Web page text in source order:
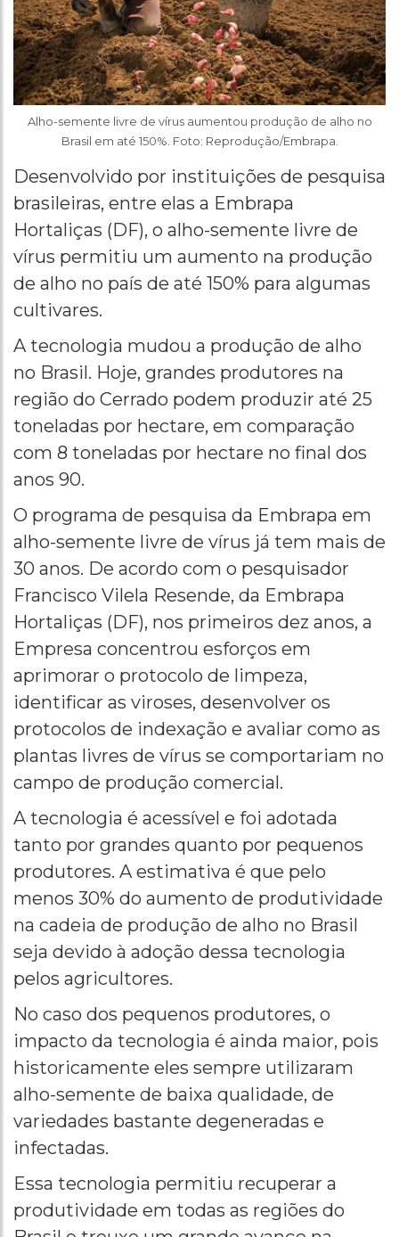
Alho-semente livre de vírus aumentou produção de alho no
Brasil em até 150%. Foto: Reprodução/Embrapa.
Desenvolvido por instituições de pesquisa
brasileiras, entre elas a Embrapa
Hortaliças (DF), o alho-semente livre de
vírus permitiu um aumento na produção
de alho no país de até 150% para algumas
cultivares.
A tecnologia mudou a produção de alho
no Brasil. Hoje, grandes produtores na
região do Cerrado podem produzir até 25
toneladas por hectare, em comparação
com 8 toneladas por hectare no final dos
anos 90.
O programa de pesquisa da Embrapa em
alho-semente livre de vírus já tem mais de
30 anos. De acordo com o pesquisador
Francisco Vilela Resende, da Embrapa
Hortaliças (DF), nos primeiros dez anos, a
Empresa concentrou esforços em
aprimorar o protocolo de limpeza,
identificar as viroses, desenvolver os
protocolos de indexação e avaliar como as
plantas livres de vírus se comportariam no
campo de produção comercial.
A tecnologia é acessível e foi adotada
tanto por grandes quanto por pequenos
produtores. A estimativa é que pelo
menos 30% do aumento de produtividade
na cadeia de produção de alho no Brasil
seja devido à adoção dessa tecnologia
pelos agricultores.
No caso dos pequenos produtores, o
impacto da tecnologia é ainda maior, pois
historicamente eles sempre utilizaram
alho-semente de baixa qualidade, de
variedades bastante degeneradas e
infectadas.
Essa tecnologia permitiu recuperar a
produtividade em todas as regiões do